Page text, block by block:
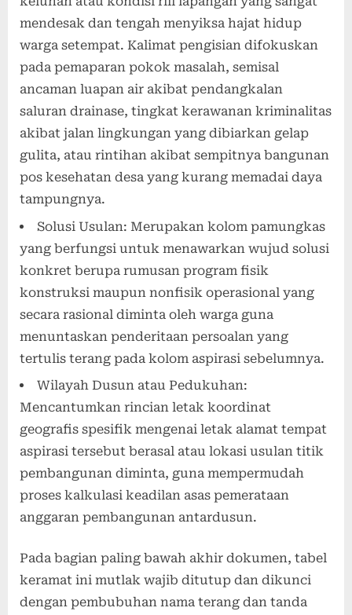
mendesak dan tengah menyiksa hajat hidup
warga setempat. Kalimat pengisian difokuskan
pada pemaparan pokok masalah, semisal
ancaman luapan air akibat pendangkalan
saluran drainase, tingkat kerawanan kriminalitas
akibat jalan lingkungan yang dibiarkan gelap
gulita, atau rintihan akibat sempitnya bangunan
pos kesehatan desa yang kurang memadai daya
tampungnya.
Solusi Usulan: Merupakan kolom pamungkas
yang berfungsi untuk menawarkan wujud solusi
konkret berupa rumusan program fisik
konstruksi maupun nonfisik operasional yang
secara rasional diminta oleh warga guna
menuntaskan penderitaan persoalan yang
tertulis terang pada kolom aspirasi sebelumnya.
Wilayah Dusun atau Pedukuhan:
Mencantumkan rincian letak koordinat
geografis spesifik mengenai letak alamat tempat
aspirasi tersebut berasal atau lokasi usulan titik
pembangunan diminta, guna mempermudah
proses kalkulasi keadilan asas pemerataan
anggaran pembangunan antardusun.
Pada bagian paling bawah akhir dokumen, tabel
keramat ini mutlak wajib ditutup dan dikunci
dengan pembubuhan nama terang dan tanda